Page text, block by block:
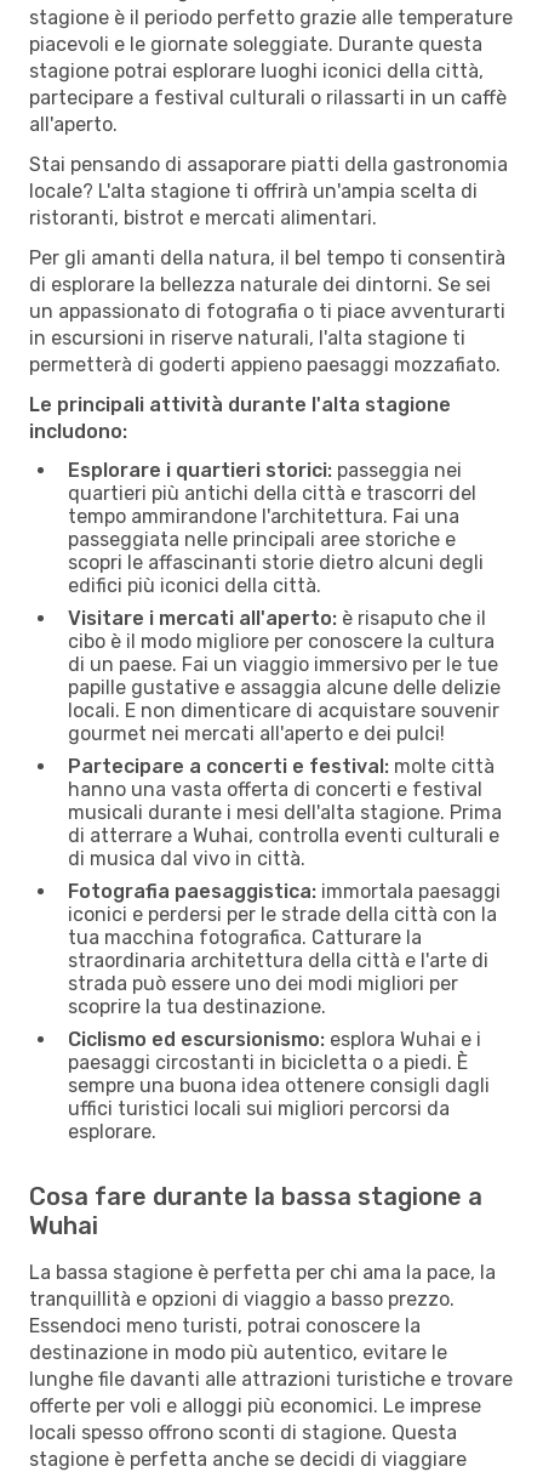
stagione è il periodo perfetto grazie alle temperature
piacevoli e le giornate soleggiate. Durante questa
stagione potrai esplorare luoghi iconici della città,
partecipare a festival culturali o rilassarti in un caffè
all'aperto.
Stai pensando di assaporare piatti della gastronomia
locale? L'alta stagione ti offrirà un'ampia scelta di
ristoranti, bistrot e mercati alimentari.
Per gli amanti della natura, il bel tempo ti consentirà
di esplorare la bellezza naturale dei dintorni. Se sei
un appassionato di fotografia o ti piace avventurarti
in escursioni in riserve naturali, l'alta stagione ti
permetterà di goderti appieno paesaggi mozzafiato.
Le principali attività durante l'alta stagione
includono:
Esplorare i quartieri storici: passeggia nei
quartieri più antichi della città e trascorri del
tempo ammirandone l'architettura. Fai una
passeggiata nelle principali aree storiche e
scopri le affascinanti storie dietro alcuni degli
edifici più iconici della città.
Visitare i mercati all'aperto: è risaputo che il
cibo è il modo migliore per conoscere la cultura
di un paese. Fai un viaggio immersivo per le tue
papille gustative e assaggia alcune delle delizie
locali. E non dimenticare di acquistare souvenir
gourmet nei mercati all'aperto e dei pulci!
Partecipare a concerti e festival: molte città
hanno una vasta offerta di concerti e festival
musicali durante i mesi dell'alta stagione. Prima
di atterrare a Wuhai, controlla eventi culturali e
di musica dal vivo in città.
Fotografia paesaggistica: immortala paesaggi
iconici e perdersi per le strade della città con la
tua macchina fotografica. Catturare la
straordinaria architettura della città e l'arte di
strada può essere uno dei modi migliori per
scoprire la tua destinazione.
Ciclismo ed escursionismo: esplora Wuhai e i
paesaggi circostanti in bicicletta o a piedi. È
sempre una buona idea ottenere consigli dagli
uffici turistici locali sui migliori percorsi da
esplorare.
Cosa fare durante la bassa stagione a
Wuhai
La bassa stagione è perfetta per chi ama la pace, la
tranquillità e opzioni di viaggio a basso prezzo.
Essendoci meno turisti, potrai conoscere la
destinazione in modo più autentico, evitare le
lunghe file davanti alle attrazioni turistiche e trovare
offerte per voli e alloggi più economici. Le imprese
locali spesso offrono sconti di stagione. Questa
stagione è perfetta anche se decidi di viaggiare